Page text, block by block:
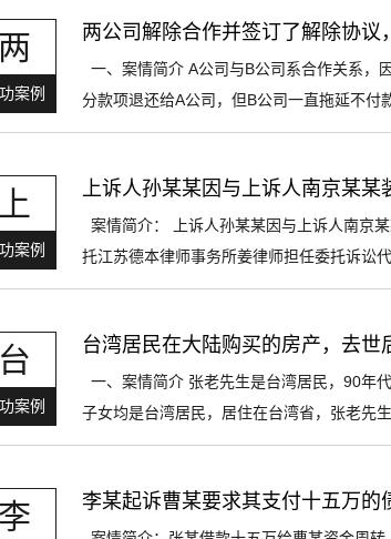
两
案例
两公司解除合作并签订了解除协
一、案情简介 A公司与B公司系合作关系，
分款项退还给A公司，但B公司一直拖延不付
上
案例
上诉人孙某某因与上诉人南京某
案情简介： 上诉人孙某某因与上诉人南京
托江苏德本律师事务所姜律师担任委托诉讼代
台
案例
台湾居民在大陆购买的房产，去
一、案情简介 张老先生是台湾居民，90年
子女均是台湾居民，居住在台湾省，张老先生
李 李某起诉曹某要求其支付十五万